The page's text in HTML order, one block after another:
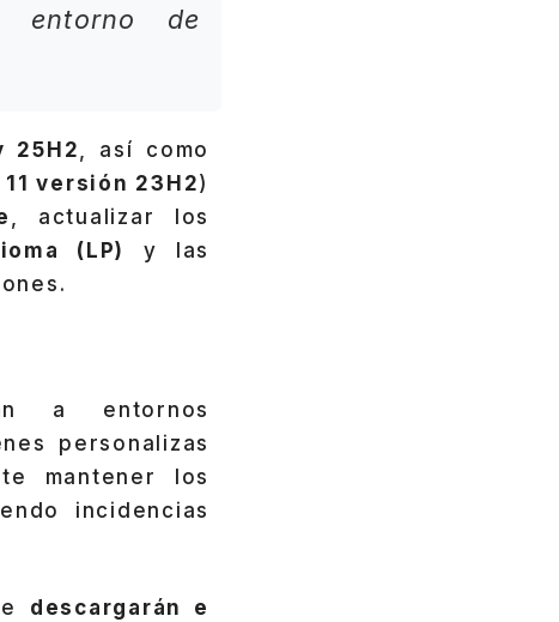
entorno de
25H2
, así como
versión 23H2)
, actualizar los
(LP)
y las
a entornos
personalizas
mantener los
incidencias
descargarán e